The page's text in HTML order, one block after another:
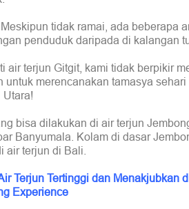
tidak ramai, ada beberapa
penduduk daripada di kalangan
terjun Gitgit, kami tidak berpikir
merencanakan tamasya
bisa dilakukan di air terjun
Banyumala. Kolam di dasar
air terjun di Bali.
Terjun Tertinggi dan Menakjubkan
Experience